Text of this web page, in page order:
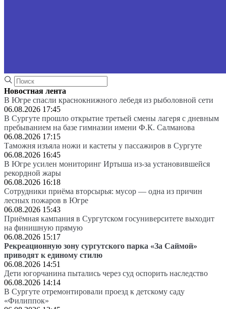
Новостная лента
В Югре спасли краснокнижного лебедя из рыболовной сети
06.08.2026 17:45
В Сургуте прошло открытие третьей смены лагеря с дневным
пребыванием на базе гимназии имени Ф.К. Салманова
06.08.2026 17:15
Таможня изъяла ножи и кастеты у пассажиров в Сургуте
06.08.2026 16:45
В Югре усилен мониторинг Иртыша из-за установившейся
рекордной жары
06.08.2026 16:18
Сотрудники приёма вторсырья: мусор — одна из причин
лесных пожаров в Югре
06.08.2026 15:43
Приёмная кампания в Сургутском госуниверситете выходит
на финишную прямую
06.08.2026 15:17
Рекреационную зону сургутского парка «За Саймой»
приводят к единому стилю
06.08.2026 14:51
Дети югорчанина пытались через суд оспорить наследство
06.08.2026 14:14
В Сургуте отремонтировали проезд к детскому саду
«Филиппок»